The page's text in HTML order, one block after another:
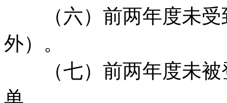
（六）前两年度未受
外）。
（七）前两年度未被
单。